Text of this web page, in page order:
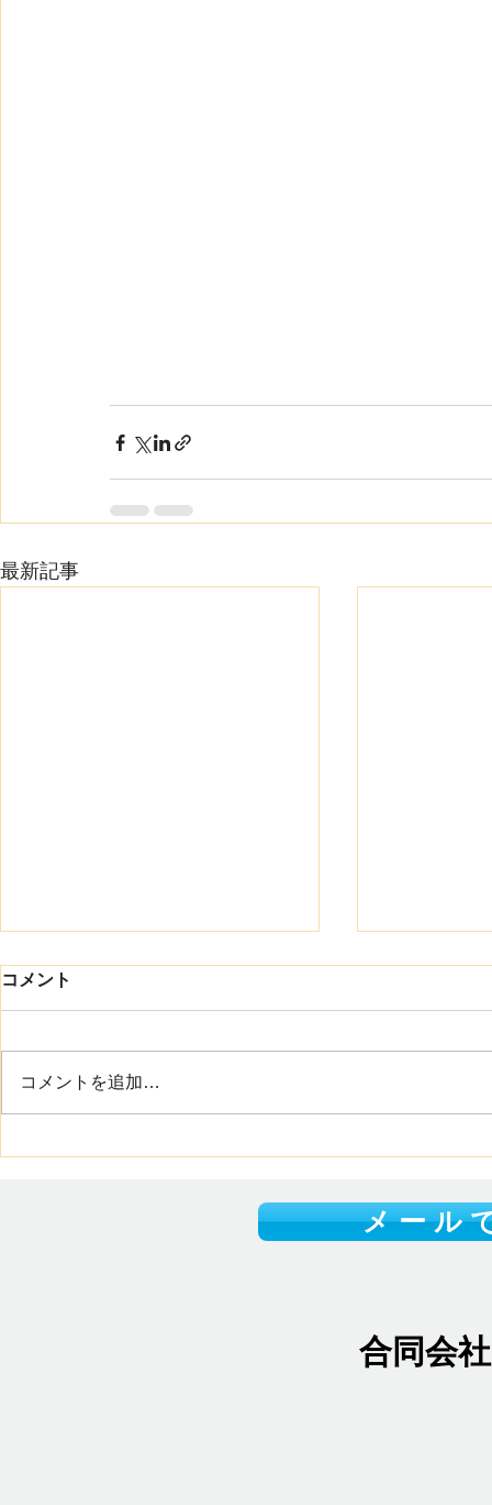
最新記事
8月になりました
ワイ・トラストの渡辺です 8月に
ています こまめな水分補給や適
度な休憩を取りながら、無理のな
の場所で違った夏の魅力を楽しむ
ことができます また、県内各地
集合住宅用
コメント
コメントを追加…
メ ー ル
合同会